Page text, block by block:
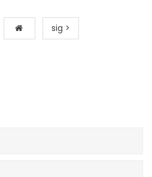
sig >